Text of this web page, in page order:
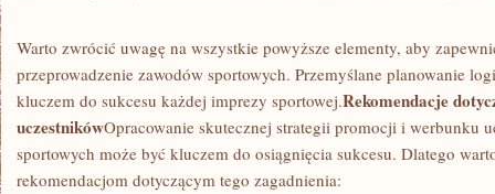
Warto zwrócić uwagę na wszystkie⁢ powyższe elementy, aby
przeprowadzenie zawodów sportowych. Przemyślane planowanie
kluczem do ‌sukcesu każdej imprezy ⁣sportowej.Rekomendacje‌
uczestnikówOpracowanie​ skutecznej strategii promocji⁣ i werbunku
sportowych może ​być kluczem do osiągnięcia sukcesu. Dlatego‍
rekomendacjom dotyczącym tego ​zagadnienia: